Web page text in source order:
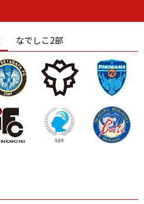
石人の星
静岡 愛媛Ｌ
なでしこ2部